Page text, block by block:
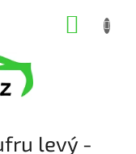
levý -